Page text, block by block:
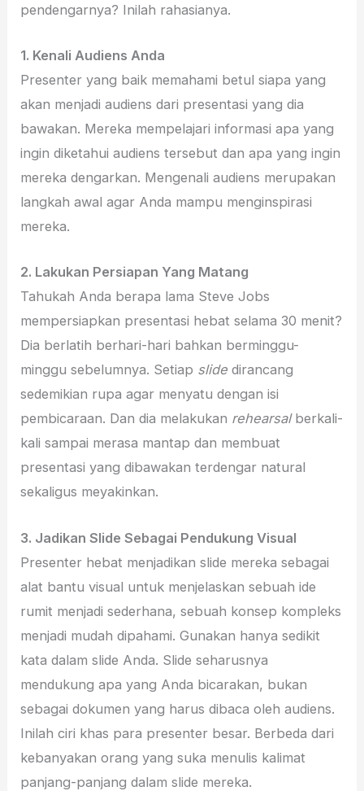
pendengarnya? Inilah rahasianya.
1. Kenali Audiens Anda
Presenter yang baik memahami betul siapa yang
akan menjadi audiens dari presentasi yang dia
bawakan. Mereka mempelajari informasi apa yang
ingin diketahui audiens tersebut dan apa yang ingin
mereka dengarkan. Mengenali audiens merupakan
langkah awal agar Anda mampu menginspirasi
mereka.
2. Lakukan Persiapan Yang Matang
Tahukah Anda berapa lama Steve Jobs
mempersiapkan presentasi hebat selama 30 menit?
Dia berlatih berhari-hari bahkan berminggu-
minggu sebelumnya. Setiap slide dirancang
sedemikian rupa agar menyatu dengan isi
pembicaraan. Dan dia melakukan rehearsalberkali-
kali sampai merasa mantap dan membuat
presentasi yang dibawakan terdengar natural
sekaligus meyakinkan.
3. Jadikan Slide Sebagai Pendukung Visual
Presenter hebat menjadikan slide mereka sebagai
alat bantu visual untuk menjelaskan sebuah ide
rumit menjadi sederhana, sebuah konsep kompleks
menjadi mudah dipahami. Gunakan hanya sedikit
kata dalam slide Anda. Slide seharusnya
mendukung apa yang Anda bicarakan, bukan
sebagai dokumen yang harus dibaca oleh audiens.
Inilah ciri khas para presenter besar. Berbeda dari
kebanyakan orang yang suka menulis kalimat
panjang-panjang dalam slide mereka.